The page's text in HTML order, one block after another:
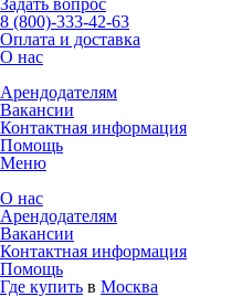
8 (800)-333-42-63
Оплата и доставка
О нас
Арендодателям
Вакансии
Контактная информация
Помощь
Меню
О нас
Арендодателям
Вакансии
Контактная информация
Помощь
Где купить в Москва